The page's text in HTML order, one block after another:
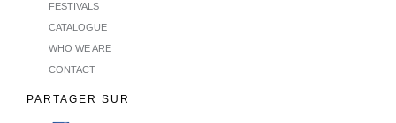
FESTIVALS
CATALOGUE
WHO WE ARE
CONTACT
PARTAGER SUR